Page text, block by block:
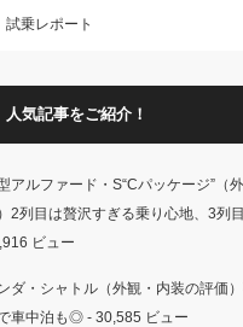
試乗レポート
人気記事をご紹介！
アルファード・S“Cパッケージ”（
2列目は贅沢すぎる乗り心地、3列
ビュー
ダ・シャトル（外観・内装の評価
車中泊も◎- 30,585 ビュー